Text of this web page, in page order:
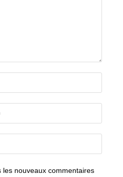
les nouveaux commentaires